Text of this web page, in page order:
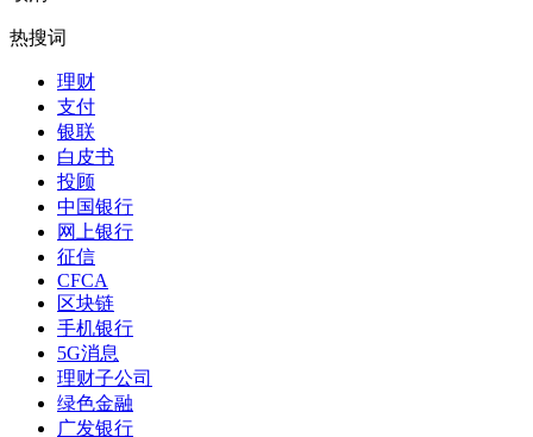
热搜词
理财
支付
银联
白皮书
投顾
中国银行
网上银行
征信
CFCA
区块链
手机银行
5G消息
理财子公司
绿色金融
广发银行